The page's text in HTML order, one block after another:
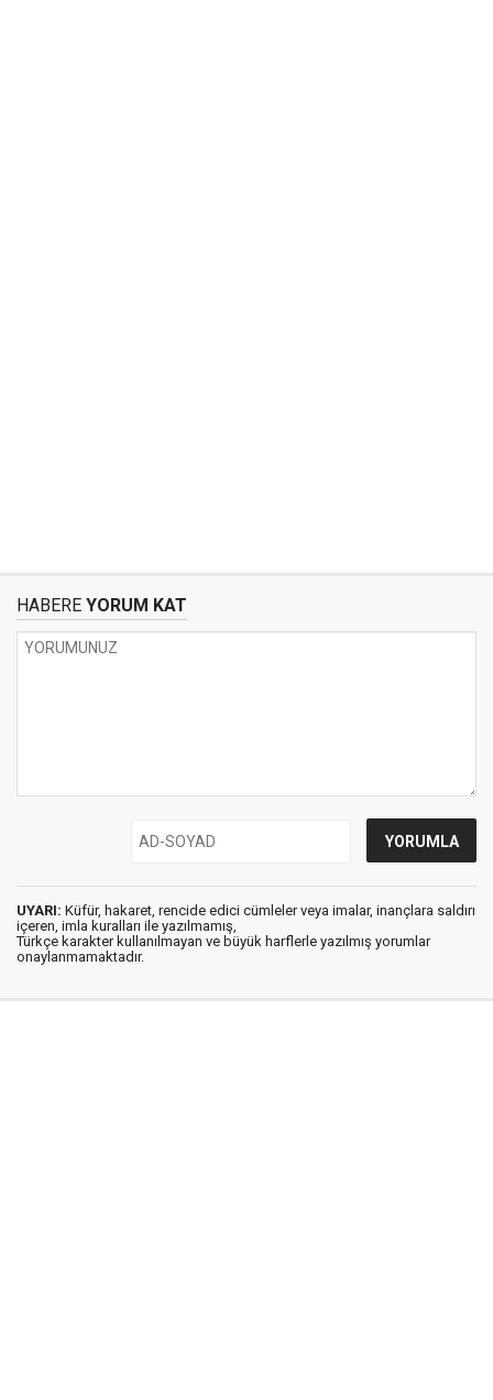
HABERE YORUM KAT
UYARI: Küfür, hakaret, rencide edici cümleler veya imalar, inançlara saldırı
içeren, imla kuralları ile yazılmamış,
Türkçe karakter kullanılmayan ve büyük harflerle yazılmış yorumlar
onaylanmamaktadır.